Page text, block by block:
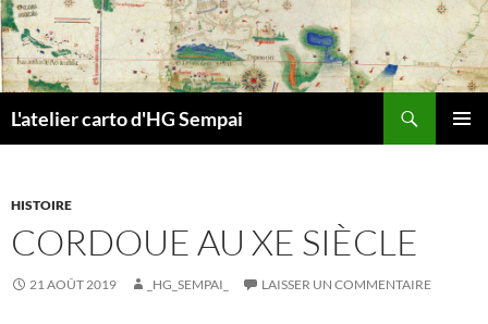
Aller
au
contenu
L'atelier carto d'HG Sempai
HISTOIRE
CORDOUE AU XE SIÈCLE
21 AOÛT 2019 _HG_SEMPAI_ LAISSER UN COMMENTAIRE